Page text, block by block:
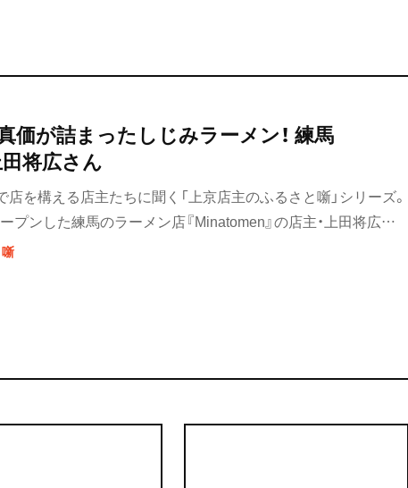
価が詰まったしじみラーメン！ 練馬
田将広さん
店を構える店主たちに聞く「上京店主のふるさと噺」シリーズ。
プンした練馬のラーメン店『Minatomen』の店主・上田将広さ
、漁師の経験もある上田さんが、50歳にして上京しラーメン店